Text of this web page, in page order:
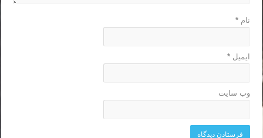
نام*
ایمیل*
وب‌ سایت